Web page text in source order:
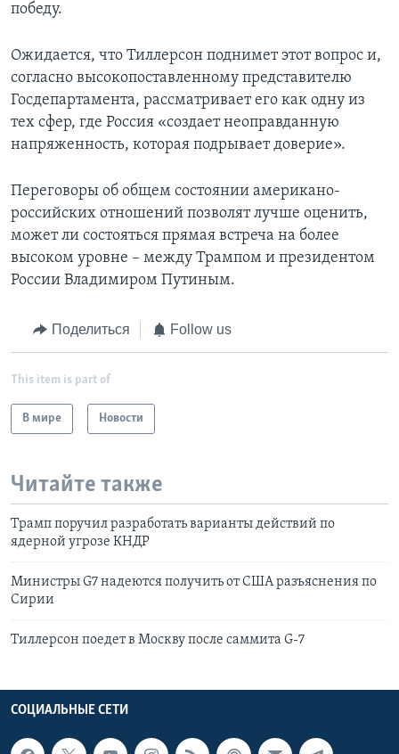
победу.
Ожидается, что Тиллерсон поднимет этот вопрос и,
согласно высокопоставленному представителю
Госдепартамента, рассматривает его как одну из
тех сфер, где Россия «создает неоправданную
напряженность, которая подрывает доверие».
Переговоры об общем состоянии американо-
российских отношений позволят лучше оценить,
может ли состояться прямая встреча на более
высоком уровне – между Трампом и президентом
России Владимиром Путиным.
Поделиться Follow us
This item is part of
В мире Новости
Читайте также
Трамп поручил разработать варианты действий по
ядерной угрозе КНДР
Министры G7 надеются получить от США разъяснения по
Сирии
Тиллерсон поедет в Москву после саммита G-7
СОЦИАЛЬНЫЕ СЕТИ